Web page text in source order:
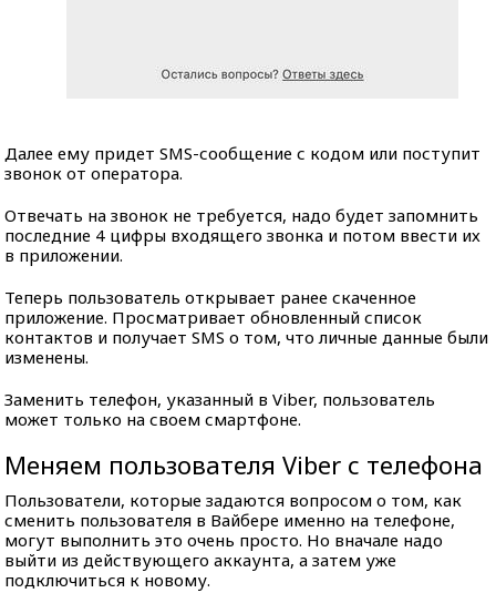
Далее ему придет SMS-сообщение с кодом или поступит
звонок от оператора.
Отвечать на звонок не требуется, надо будет запомнить
последние 4 цифры входящего звонка и потом ввести их
в приложении.
Теперь пользователь открывает ранее скаченное
приложение. Просматривает обновленный список
контактов и получает SMS о том, что личные данные были
изменены.
Заменить телефон, указанный в Viber, пользователь
может только на своем смартфоне.
Меняем пользователя Viber с телефона
Пользователи, которые задаются вопросом о том, как
сменить пользователя в Вайбере именно на телефоне,
могут выполнить это очень просто. Но вначале надо
выйти из действующего аккаунта, а затем уже
подключиться к новому.